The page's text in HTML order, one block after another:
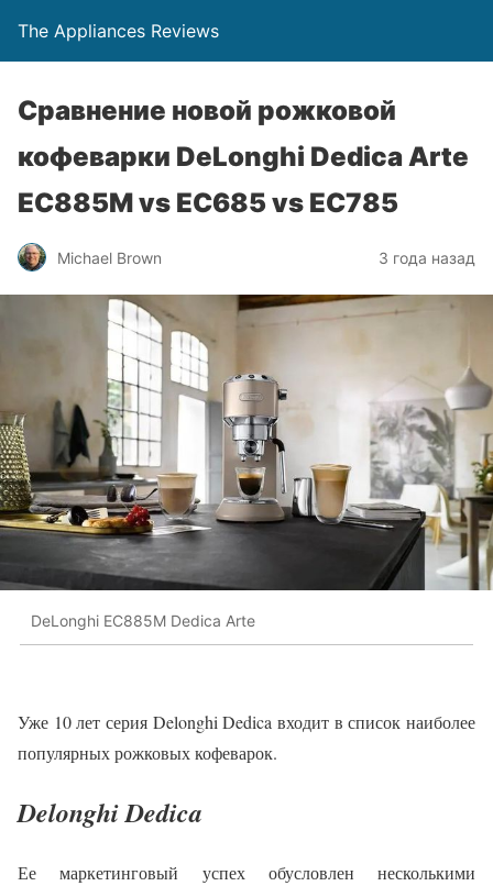
The Appliances Reviews
Сравнение новой рожковой
кофеварки DeLonghi Dedica Arte
EC885M vs EC685 vs EC785
Michael Brown 3 года назад
DeLonghi EC885M Dedica Arte
Уже 10 лет серия Delonghi Dedica входит в список наиболее
популярных рожковых кофеварок.
Delonghi Dedica
Ее маркетинговый успех обусловлен несколькими